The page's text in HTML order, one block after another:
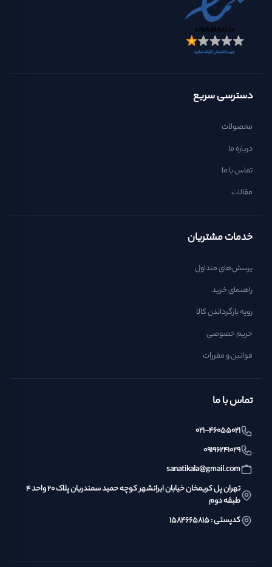
دسترسی سریع
محصولات
درباره ما
تماس با ما
مقالات
خدمات مشتریان
پرسش‌های متداول
راهنمای خرید
رویه بازگرداندن کالا
حریم خصوصی
قوانین و مقررات
تماس با ما
021-46055021
09196241029
sanatikala@gmail.com
تهران پل کریمخان خیابان ایرانشهر کوچه حمید سمندریان پلاک ۲۰ واحد ۴
طبقه دوم
کدپستی : ۱۵۸۴۶۶۵۸۱۵